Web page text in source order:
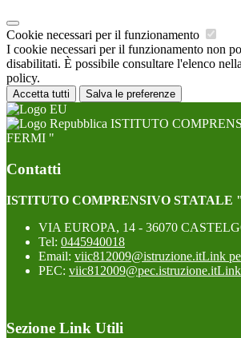
Cookie necessari per il funzionamento
I cookie necessari per il funzionamento non
disabilitati. È possibile consultare l'elenco
policy.
Accetta tutti Salva le preferenze
ISTITUTO
FERMI "
Contatti
ISTITUTO COMPRENSIVO STATALE
VIA EUROPA, 14 - 36070
Tel: 0445940018
Email: viic812009@istruzione.itLink
PEC: viic812009@pec.istruzione.itLink
Sezione Link Utili